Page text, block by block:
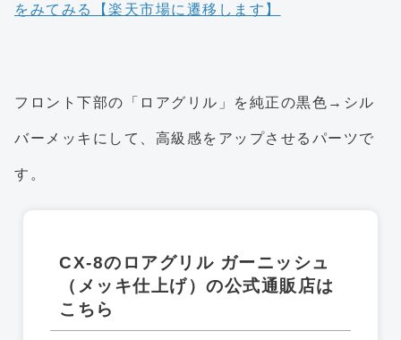
をみてみる【楽天市場に遷移します】
フロント下部の「ロアグリル」を純正の黒色→シル
バーメッキにして、高級感をアップさせるパーツで
す。
CX-8のロアグリル ガーニッシュ
（メッキ仕上げ）の公式通販店は
こちら